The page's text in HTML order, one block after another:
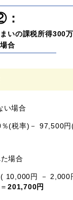
いの課税所得300
合
い場合
(税率)－ 97,500
場合
( 10,000円 － 2,000
201,700円